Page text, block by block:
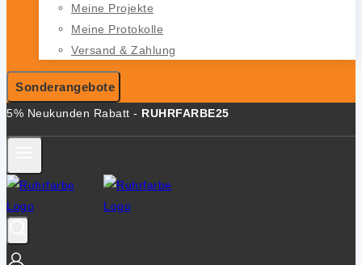
Meine Projekte
Meine Protokolle
Versand & Zahlung
Sonderangebote
5% Neukunden Rabatt - RUHRFARBE25